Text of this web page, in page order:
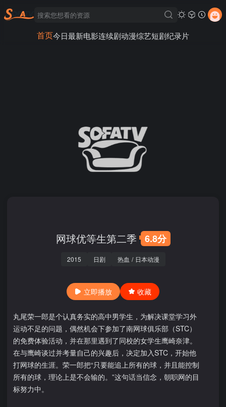
首页今日最新电影连续剧动漫综艺短剧纪录片
网球优等生第二季 6.8分
2015 日剧 热血 / 日本动漫
立即播放 收藏
丸尾荣一郎是个认真务实的高中男学生，为解决课堂学习外
运动不足的问题，偶然机会下参加了南网球俱乐部（STC）
的免费体验活动，并在那里遇到了同校的女学生鹰崎奈津。
在与鹰崎谈过并考量自己的兴趣后，决定加入STC，开始他
打网球的生涯。荣一郎把“只要能追上所有的球，并且能控制
所有的球，理论上是不会输的。”这句话当信念，朝职网的目
标努力中。